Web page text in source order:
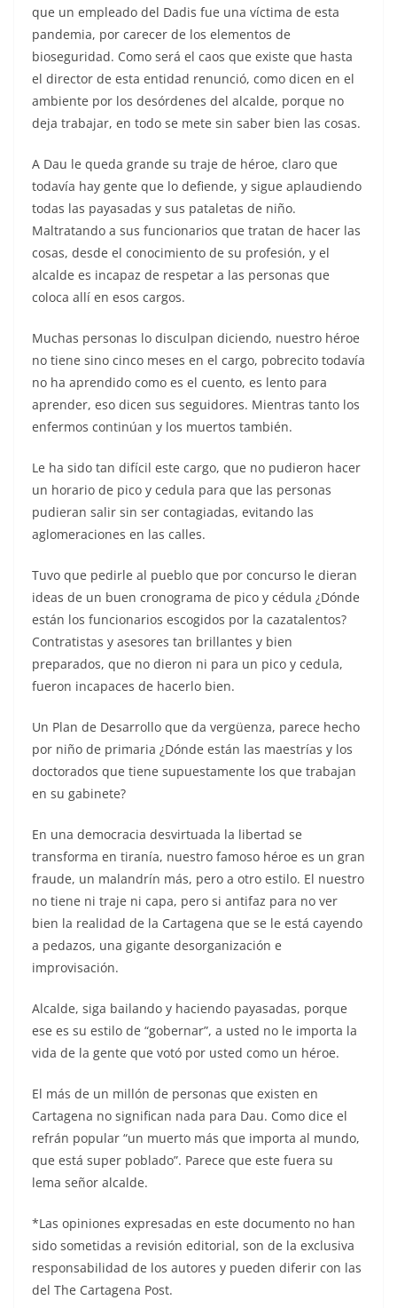
que un empleado del Dadis fue una víctima de esta
pandemia, por carecer de los elementos de
bioseguridad. Como será el caos que existe que hasta
el director de esta entidad renunció, como dicen en el
ambiente por los desórdenes del alcalde, porque no
deja trabajar, en todo se mete sin saber bien las cosas.
A Dau le queda grande su traje de héroe, claro que
todavía hay gente que lo defiende, y sigue aplaudiendo
todas las payasadas y sus pataletas de niño.
Maltratando a sus funcionarios que tratan de hacer las
cosas, desde el conocimiento de su profesión, y el
alcalde es incapaz de respetar a las personas que
coloca allí en esos cargos.
Muchas personas lo disculpan diciendo, nuestro héroe
no tiene sino cinco meses en el cargo, pobrecito todavía
no ha aprendido como es el cuento, es lento para
aprender, eso dicen sus seguidores. Mientras tanto los
enfermos continúan y los muertos también.
Le ha sido tan difícil este cargo, que no pudieron hacer
un horario de pico y cedula para que las personas
pudieran salir sin ser contagiadas, evitando las
aglomeraciones en las calles.
Tuvo que pedirle al pueblo que por concurso le dieran
ideas de un buen cronograma de pico y cédula ¿Dónde
están los funcionarios escogidos por la cazatalentos?
Contratistas y asesores tan brillantes y bien
preparados, que no dieron ni para un pico y cedula,
fueron incapaces de hacerlo bien.
Un Plan de Desarrollo que da vergüenza, parece hecho
por niño de primaria ¿Dónde están las maestrías y los
doctorados que tiene supuestamente los que trabajan
en su gabinete?
En una democracia desvirtuada la libertad se
transforma en tiranía, nuestro famoso héroe es un gran
fraude, un malandrín más, pero a otro estilo. El nuestro
no tiene ni traje ni capa, pero si antifaz para no ver
bien la realidad de la Cartagena que se le está cayendo
a pedazos, una gigante desorganización e
improvisación.
Alcalde, siga bailando y haciendo payasadas, porque
ese es su estilo de “gobernar”, a usted no le importa la
vida de la gente que votó por usted como un héroe.
El más de un millón de personas que existen en
Cartagena no significan nada para Dau. Como dice el
refrán popular “un muerto más que importa al mundo,
que está super poblado”. Parece que este fuera su
lema señor alcalde.
*Las opiniones expresadas en este documento no han
sido sometidas a revisión editorial, son de la exclusiva
responsabilidad de los autores y pueden diferir con las
del The Cartagena Post.